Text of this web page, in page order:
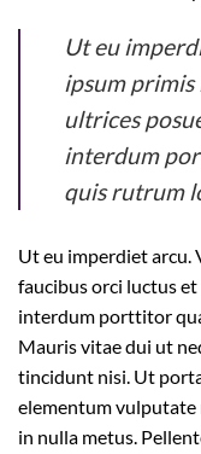
Ut eu
ipsum
ultrices
interdum
quis rutrum
Ut eu imperdiet arcu.
faucibus orci luctus
interdum porttitor
Mauris vitae dui ut
tincidunt nisi. Ut
elementum vulputate
in nulla metus.